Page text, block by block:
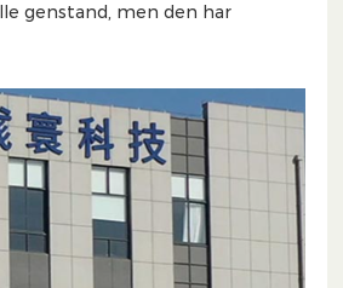
genstand, men den har